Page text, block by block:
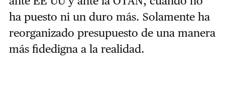
ha puesto ni un duro más. Solamente ha
reorganizado presupuesto de una manera
más fidedigna a la realidad.